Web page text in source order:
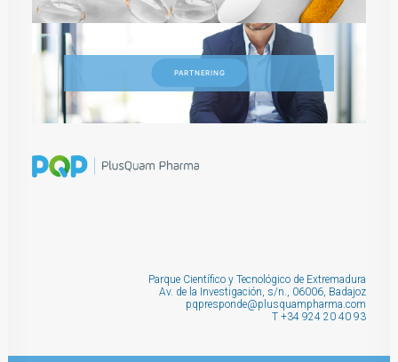
PARTNERING
Parque Científico y Tecnológico de Extremadura
Av. de la Investigación, s/n., 06006, Badajoz
pqpresponde@plusquampharma.com
T +34 924 20 40 93